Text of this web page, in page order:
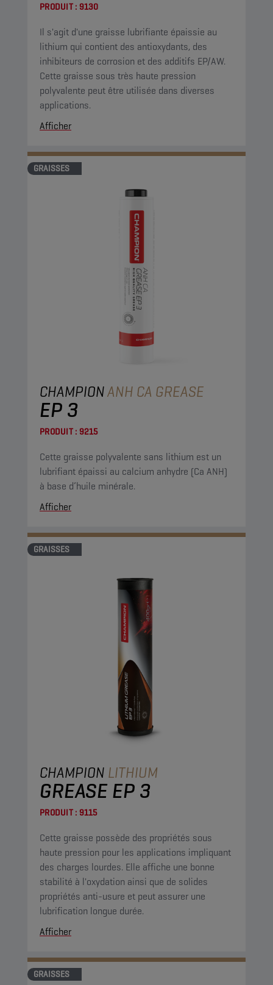
PRODUIT : 9130
Il s'agit d'une graisse lubrifiante épaissie au
lithium qui contient des antioxydants, des
inhibiteurs de corrosion et des additifs EP/AW.
Cette graisse sous très haute pression
polyvalente peut être utilisée dans diverses
applications.
Afficher
GRAISSES
CHAMPIONANH CA GREASE
EP 3
PRODUIT : 9215
Cette graisse polyvalente sans lithium est un
lubrifiant épaissi au calcium anhydre (Ca ANH)
à base d’huile minérale.
Afficher
GRAISSES
CHAMPION LITHIUM
GREASE EP 3
PRODUIT : 9115
Cette graisse possède des propriétés sous
haute pression pour les applications impliquant
des charges lourdes. Elle affiche une bonne
stabilité à l'oxydation ainsi que de solides
propriétés anti-usure et peut assurer une
lubrification longue durée.
Afficher
GRAISSES